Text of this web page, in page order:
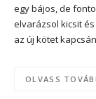
egy bájos, de
elvarázsol kicsit
az új kötet
OLVASS